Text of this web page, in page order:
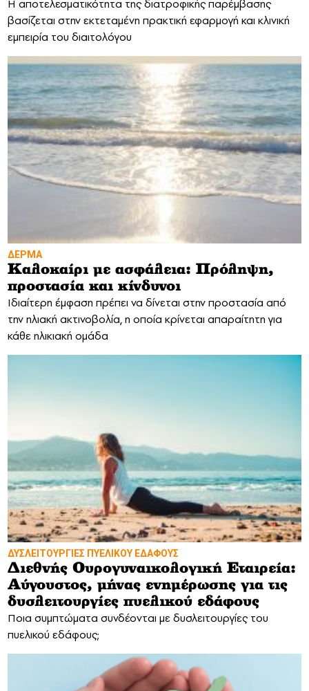
Η αποτελεσματικότητα της διατροφικής παρέμβασης
βασίζεται στην εκτεταμένη πρακτική εφαρμογή και κλινική
εμπειρία του διαιτολόγου
ΔΕΡΜΑ
Καλοκαίρι με ασφάλεια: Πρόληψη,
προστασία και κίνδυνοι
Ιδιαίτερη έμφαση πρέπει να δίνεται στην προστασία από
την ηλιακή ακτινοβολία, η οποία κρίνεται απαραίτητη για
κάθε ηλικιακή ομάδα
ΔΥΣΛΕΙΤΟΥΡΓΙΕΣ ΠΥΕΛΙΚΟΥ ΕΔΑΦΟΥΣ
Διεθνής Ουρογυναικολογική Εταιρεία:
Αύγουστος, μήνας ενημέρωσης για τις
δυσλειτουργίες πυελικού εδάφους
Ποια συμπτώματα συνδέονται με δυσλειτουργίες του
πυελικού εδάφους;